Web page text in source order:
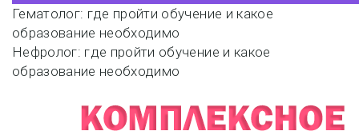
Навигация
по
записям
Гематолог: где пройти обучение и какое
образование необходимо
Нефролог: где пройти обучение и какое
образование необходимо